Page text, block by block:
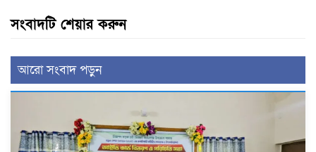
সংবাদটি শেয়ার করুন
আরো সংবাদ পড়ুন